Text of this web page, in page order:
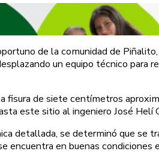
de la comunidad de
un equipo técnico para
fisura de siete centímetros
este sitio al ingeniero José
detallada, se determinó que se
encuentra en buenas